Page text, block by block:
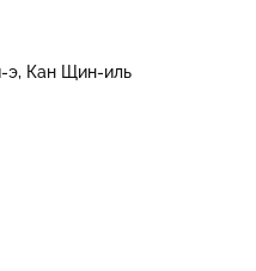
э Кан Щин-иль